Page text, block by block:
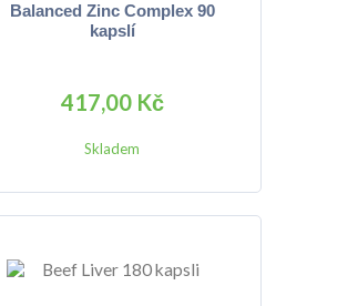
Balanced Zinc Complex 90
kapslí
417,00 Kč
Skladem